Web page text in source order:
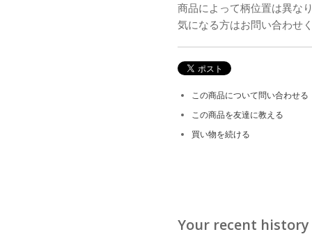
商品によって柄位置は異な
気になる方はお問い合わせ
この商品について問い合わせる
この商品を友達に教える
買い物を続ける
Your recent history